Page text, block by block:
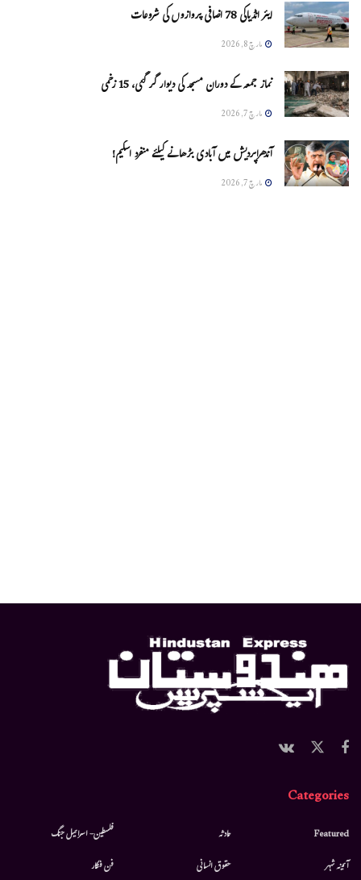
ایئر انڈیاکی 78 اضافی پروازوں کی شروعات
مارچ 8, 2026
نماز جمعہ کے دوران مسجد کی دیوار گر گئی، 15 زخمی
مارچ 7, 2026
آندھراپردیش میں آبادی بڑھانے کیلئے منفرد اسکیم!
مارچ 7, 2026
Categories
Featured
آئینہ شہر
حادثہ
حقوق انسانی
فلسطین- اسرائیل جنگ
فن فنکار